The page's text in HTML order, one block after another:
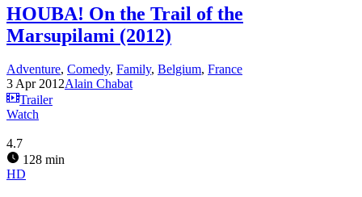
HOUBA! On the Trail of the
Marsupilami (2012)
Adventure, Comedy, Family, Belgium, France
3 Apr 2012Alain Chabat
Trailer
Watch
4.7
128 min
HD